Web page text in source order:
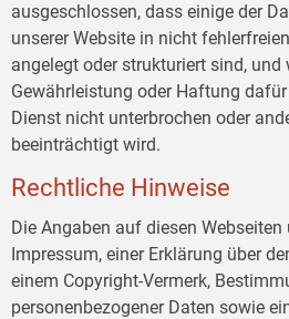
ausgeschlossen, dass einige der
unserer Website in nicht
angelegt oder strukturiert sind, und
Gewährleistung oder Haftung
Dienst nicht unterbrochen oder
beeinträchtigt wird.
Rechtliche Hinweise
Die Angaben auf diesen Webseiten
Impressum, einer Erklärung über
einem Copyright-Vermerk,
personenbezogener Daten sowie